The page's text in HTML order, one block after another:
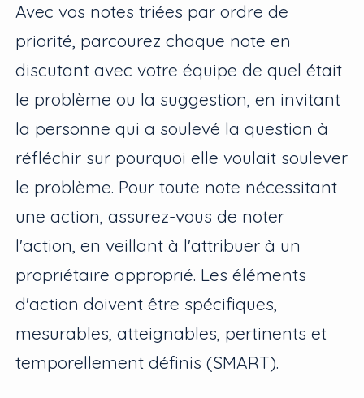
Avec vos notes triées par ordre de
priorité, parcourez chaque note en
discutant avec votre équipe de quel était
le problème ou la suggestion, en invitant
la personne qui a soulevé la question à
réfléchir sur pourquoi elle voulait soulever
le problème. Pour toute note nécessitant
une action, assurez-vous de noter
l'action, en veillant à l'attribuer à un
propriétaire approprié. Les éléments
d'action doivent être spécifiques,
mesurables, atteignables, pertinents et
temporellement définis (SMART).